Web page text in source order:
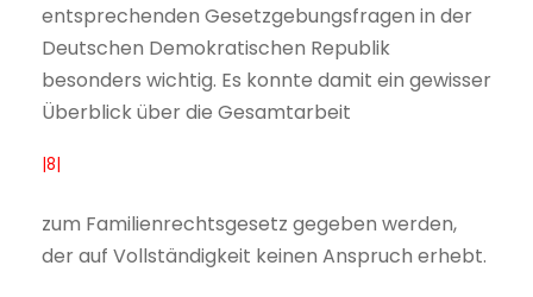
entsprechenden Gesetzgebungsfragen in der
Deutschen Demokratischen Republik
besonders wichtig. Es konnte damit ein gewisser
Überblick über die Gesamtarbeit
|8|
zum Familienrechtsgesetz gegeben werden,
der auf Vollständigkeit keinen Anspruch erhebt.